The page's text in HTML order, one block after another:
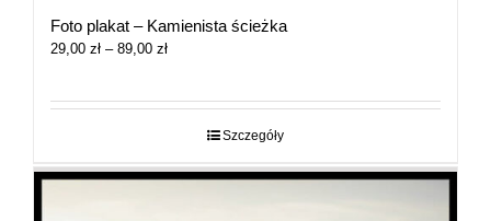
Foto plakat – Kamienista ścieżka
29,00 zł – 89,00 złZakres
29,00 zł
Szczegóły